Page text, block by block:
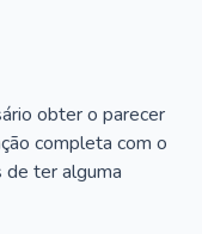
obter o parecer
completa com o
de ter alguma